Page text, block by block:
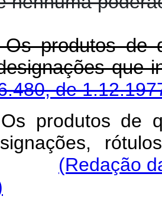
produtos de
que
de
produtos de
(Redação